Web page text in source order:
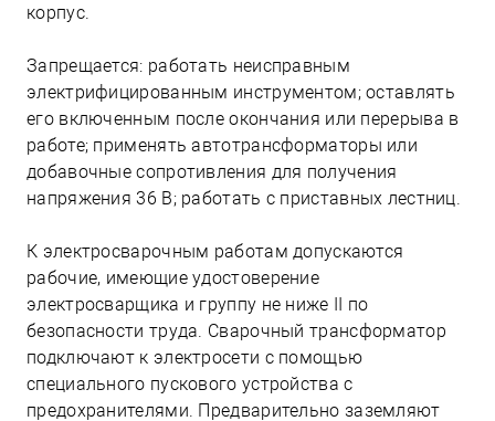
корпус.
Запрещается: работать неисправным
электрифицированным инструментом; оставлять
его включенным после окончания или перерыва в
работе; применять автотрансформаторы или
добавочные сопротивления для получения
напряжения 36 В; работать с приставных лестниц.
К электросварочным работам допускаются
рабочие, имеющие удостоверение
электросварщика и группу не ниже II по
безопасности труда. Сварочный трансформатор
подключают к электросети с помощью
специального пускового устройства с
предохранителями. Предварительно заземляют